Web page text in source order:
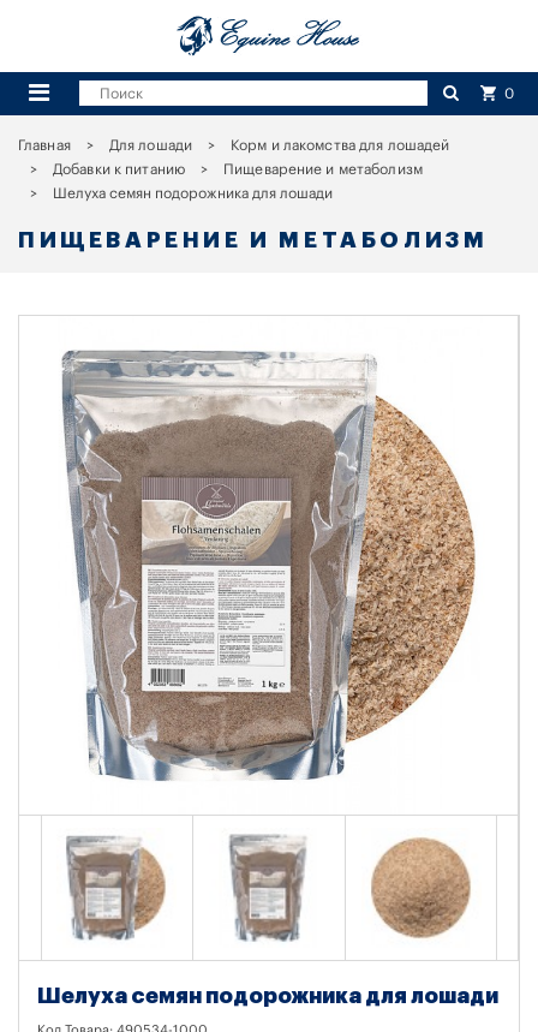
0
Главная Для лошади
Корм и лакомства для лошадей
Добавки к питанию
Пищеварение и метаболизм
Шелуха семян подорожника для лошади
ПИЩЕВАРЕНИЕ И МЕТАБОЛИЗМ
Шелуха семян подорожника для лошади